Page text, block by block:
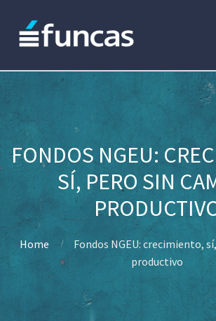
FONDOS NGEU:
SÍ, PERO SIN
Home
Fondos NGEU: crecimiento,
productivo